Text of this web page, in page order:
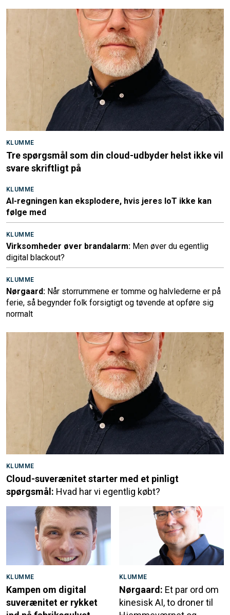
KLUMME
Tre spørgsmål som din cloud-udbyder helst ikke vil
svare skriftligt på
KLUMME
AI-regningen kan eksplodere, hvis jeres IoT ikke kan
følge med
KLUMME
Virksomheder øver brandalarm: Men øver du egentlig
digital blackout?
KLUMME
Nørgaard: Når storrummene er tomme og halvlederne er på
ferie, så begynder folk forsigtigt og tøvende at opføre sig
normalt
KLUMME
Cloud-suverænitet starter med et pinligt
spørgsmål: Hvad har vi egentlig købt?
KLUMME
Kampen om digital
suverænitet er rykket
KLUMME
Nørgaard: Et par ord om
kinesisk AI, to droner til